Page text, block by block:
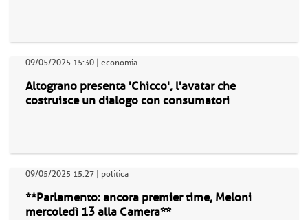
09/05/2025 15:30 | economia
Altograno presenta 'Chicco', l'avatar che
costruisce un dialogo con consumatori
09/05/2025 15:27 | politica
**Parlamento: ancora premier time, Meloni
mercoledì 13 alla Camera**